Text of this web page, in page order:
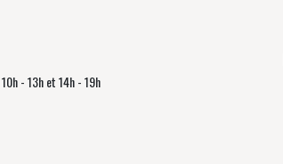
10h - 13h et 14h - 19h